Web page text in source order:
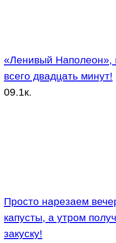
«Ленивый Наполеон»,
всего двадцать минут!
09.1к.
Просто нарезаем
капусты, а утром
закуску!